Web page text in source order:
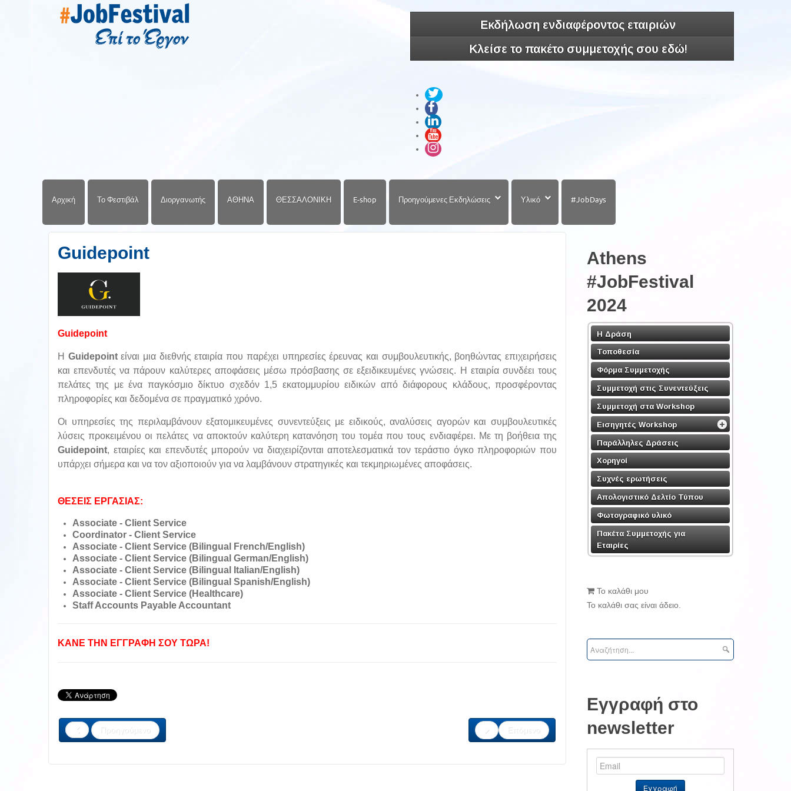
Εκδήλωση ενδιαφέροντος εταιριών
Κλείσε το πακέτο συμμετοχής σου εδώ!
Αρχική Το Φεστιβάλ Διοργανωτής ΑΘΗΝΑ ΘΕΣΣΑΛΟΝΙΚΗ E-shop Προηγούμενες Εκδηλώσεις Υλικό #JobDays
Guidepoint
Guidepoint
Η Guidepointείναι μια διεθνής εταιρία που παρέχει υπηρεσίες έρευνας και συμβουλευτικής, βοηθώντας επιχειρήσεις
και επενδυτές να πάρουν καλύτερες αποφάσεις μέσω πρόσβασης σε εξειδικευμένες γνώσεις. Η εταιρία συνδέει τους
πελάτες της με ένα παγκόσμιο δίκτυο σχεδόν 1,5 εκατομμυρίου ειδικών από διάφορους κλάδους, προσφέροντας
πληροφορίες και δεδομένα σε πραγματικό χρόνο.
Οι υπηρεσίες της περιλαμβάνουν εξατομικευμένες συνεντεύξεις με ειδικούς, αναλύσεις αγορών και συμβουλευτικές
λύσεις προκειμένου οι πελάτες να αποκτούν καλύτερη κατανόηση του τομέα που τους ενδιαφέρει. Με τη βοήθεια της
Guidepoint, εταιρίες και επενδυτές μπορούν να διαχειρίζονται αποτελεσματικά τον τεράστιο όγκο πληροφοριών που
υπάρχει σήμερα και να τον αξιοποιούν για να λαμβάνουν στρατηγικές και τεκμηριωμένες αποφάσεις.
ΘΕΣΕΙΣ ΕΡΓΑΣΙΑΣ:
Associate - Client Service
Coordinator - Client Service
Associate - Client Service (Bilingual French/English)
Associate - Client Service (Bilingual German/English)
Associate - Client Service (Bilingual Italian/English)
Associate - Client Service (Bilingual Spanish/English)
Associate - Client Service (Healthcare)
Staff Accounts Payable Accountant
ΚΑΝΕ ΤΗΝ ΕΓΓΡΑΦΗ ΣΟΥ ΤΩΡΑ!
Προηγούμενο Επόμενο
Athens
#JobFestival
2024
Η Δράση
Τοποθεσία
Φόρμα Συμμετοχής
Συμμετοχή στις Συνεντεύξεις
Συμμετοχή στα Workshop
Εισηγητές Workshop
Παράλληλες Δράσεις
Χορηγοί
Συχνές ερωτήσεις
Απολογιστικό Δελτίο Τύπου
Φωτογραφικό υλικό
Πακέτα Συμμετοχής για
Εταιρίες
Το καλάθι μου
Το καλάθι σας είναι άδειο.
Εγγραφή στο
newsletter